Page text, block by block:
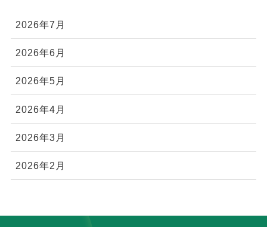
2026年7月
2026年6月
2026年5月
2026年4月
2026年3月
2026年2月